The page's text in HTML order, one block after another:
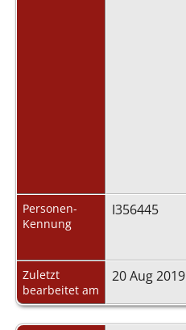
Personen-
Kennung
I356445
Zuletzt
bearbeitet am
20 Aug 2019